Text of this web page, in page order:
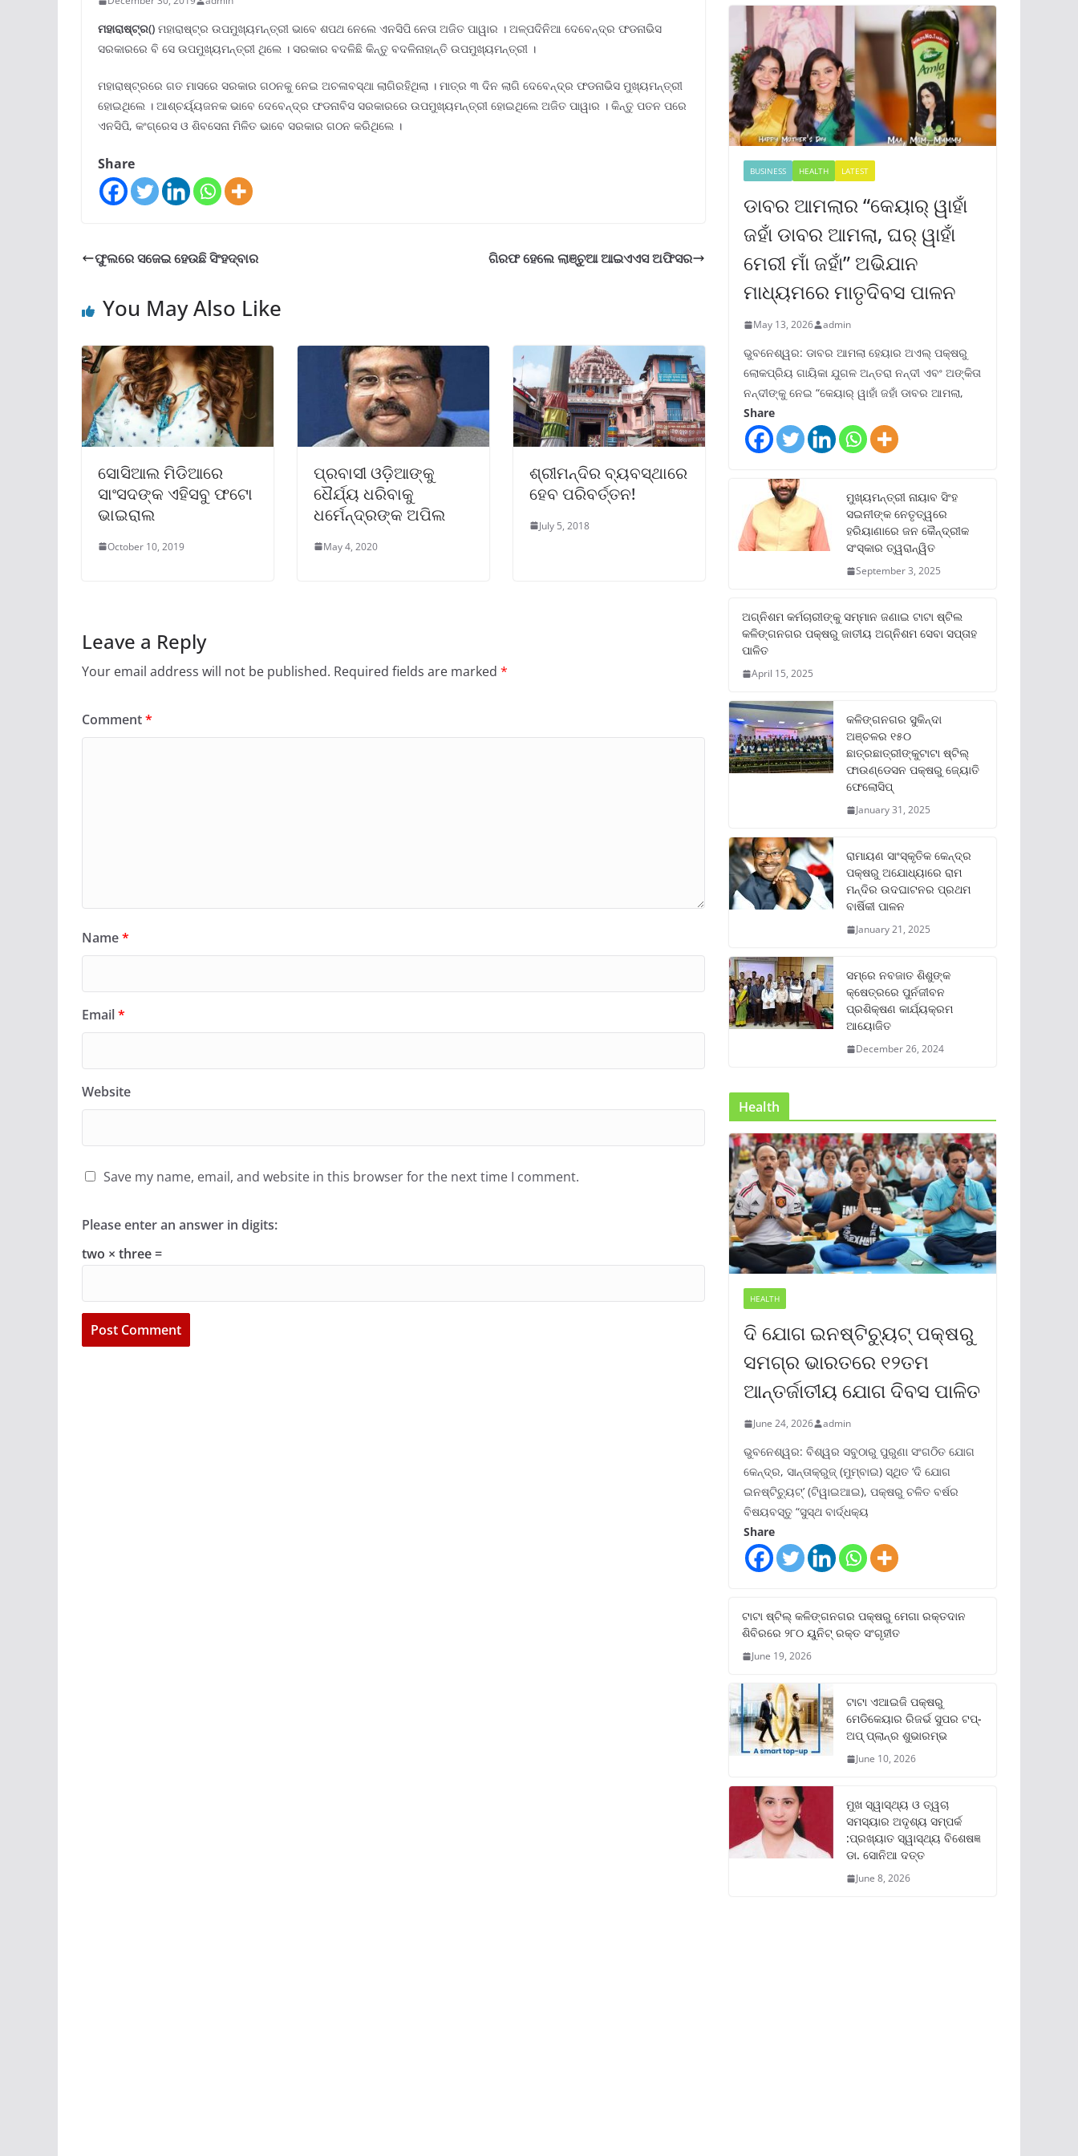
ମହାରାଷ୍ଟ୍ର() ମହାରାଷ୍ଟ୍ର ଉପମୁଖ୍ୟମନ୍ତ୍ରୀ ଭାବେ ଶପଥ ନେଲେ ଏନସିପି ନେତା ଅଜିତ ପାୱାର । ଅଳ୍ପଦିନିଆ ଦେବେନ୍ଦ୍ର ଫଡନାଭିସ
ସରକାରରେ ବି ସେ ଉପମୁଖ୍ୟମନ୍ତ୍ରୀ ଥିଲେ । ସରକାର ବଦଳିଛି କିନ୍ତୁ ବଦଳିନାହାନ୍ତି ଉପମୁଖ୍ୟମନ୍ତ୍ରୀ ।
ମହାରାଷ୍ଟ୍ରରେ ଗତ ମାସରେ ସରକାର ଗଠନକୁ ନେଇ ଅଚଳାବସ୍ଥା ଲାଗିରହିଥିଲା । ମାତ୍ର ୩ ଦିନ ଲାଗି ଦେବେନ୍ଦ୍ର ଫଡନାଭିସ ମୁଖ୍ୟମନ୍ତ୍ରୀ
ହୋଇଥିଲେ । ଆଶ୍ଚର୍ୟ୍ୟଜନକ ଭାବେ ଦେବେନ୍ଦ୍ର ଫଡନାବିସ ସରକାରରେ ଉପମୁଖ୍ୟମନ୍ତ୍ରୀ ହୋଇଥିଲେ ଅଜିତ ପାୱାର । କିନ୍ତୁ ପତନ ପରେ
ଏନସିପି, କଂଗ୍ରେସ ଓ ଶିବସେନା ମିଳିତ ଭାବେ ସରକାର ଗଠନ କରିଥିଲେ ।
Share
ଫୁଲରେ ସଜେଇ ହେଉଛି ସିଂହଦ୍ବାର ଗିରଫ ହେଲେ ଲାଞ୍ଚୁଆ ଆଇଏଏସ ଅଫିସର
You May Also Like
ସୋସିଆଲ ମିଡିଆରେ
ସାଂସଦଙ୍କ ଏହିସବୁ ଫଟୋ
ଭାଇରାଲ
October 10, 2019
ପ୍ରବାସୀ ଓଡ଼ିଆଙ୍କୁ
ଧୈର୍ଯ୍ୟ ଧରିବାକୁ
ଧର୍ମେନ୍ଦ୍ରଙ୍କ ଅପିଲ
May 4, 2020
ଶ୍ରୀମନ୍ଦିର ବ୍ୟବସ୍ଥାରେ
ହେବ ପରିବର୍ତ୍ତନ!
July 5, 2018
Leave a Reply
Your email address will not be published. Required fields are marked *
Comment*
Name*
Email*
Website
Save my name, email, and website in this browser for the next time I comment.
Please enter an answer in digits:
two × three =
BUSINESS HEALTH LATEST
ଡାବର ଆମଲାର “କେୟାର୍ ୱାହାଁ
ଜହାଁ ଡାବର ଆମଲା, ଘର୍ ୱାହାଁ
ମେରୀ ମାଁ ଜହାଁ” ଅଭିଯାନ
ମାଧ୍ୟମରେ ମାତୃଦିବସ ପାଳନ
May 13, 2026 admin
ଭୁବନେଶ୍ୱର: ଡାବର ଆମଲା ହେୟାର ଅଏଲ୍ ପକ୍ଷରୁ
ଲୋକପ୍ରିୟ ଗାୟିକା ଯୁଗଳ ଅନ୍ତରା ନନ୍ଦୀ ଏବଂ ଅଙ୍କିତା
ନନ୍ଦୀଙ୍କୁ ନେଇ “କେୟାର୍ ୱାହାଁ ଜହାଁ ଡାବର ଆମଲା,
Share
ମୁଖ୍ୟମନ୍ତ୍ରୀ ନାୟାବ ସିଂହ
ସଇନୀଙ୍କ ନେତୃତ୍ୱରେ
ହରିୟାଣାରେ ଜନ କୈନ୍ଦ୍ରୀକ
ସଂସ୍କାର ତ୍ୱରାନ୍ୱିତ
September 3, 2025
ଅଗ୍ନିଶମ କର୍ମଚାରୀଙ୍କୁ ସମ୍ମାନ ଜଣାଇ ଟାଟା ଷ୍ଟିଲ
କଳିଙ୍ଗନଗର ପକ୍ଷରୁ ଜାତୀୟ ଅଗ୍ନିଶମ ସେବା ସପ୍ତାହ
ପାଳିତ
April 15, 2025
କଳିଙ୍ଗନଗର ସୁକିନ୍ଦା
ଅଞ୍ଚଳର ୧୫୦
ଛାତ୍ରଛାତ୍ରୀଙ୍କୁଟାଟା ଷ୍ଟିଲ୍
ଫାଉଣ୍ଡେସନ ପକ୍ଷରୁ ଜ୍ୟୋତି
ଫେଲୋସିପ୍‌
January 31, 2025
ରାମାୟଣ ସାଂସ୍କୃତିକ କେନ୍ଦ୍ର
ପକ୍ଷରୁ ଅଯୋଧ୍ୟାରେ ରାମ
ମନ୍ଦିର ଉଦଘାଟନର ପ୍ରଥମ
ବାର୍ଷିକୀ ପାଳନ
January 21, 2025
ସମ୍‌ରେ ନବଜାତ ଶିଶୁଙ୍କ
କ୍ଷେତ୍ରରେ ପୁର୍ନଜୀବନ
ପ୍ରଶିକ୍ଷଣ କାର୍ଯ୍ୟକ୍ରମ
ଆୟୋଜିତ
December 26, 2024
Health
HEALTH
ଦି ଯୋଗ ଇନଷ୍ଟିଚ୍ୟୁଟ୍ ପକ୍ଷରୁ
ସମଗ୍ର ଭାରତରେ ୧୨ତମ
ଆନ୍ତର୍ଜାତୀୟ ଯୋଗ ଦିବସ ପାଳିତ
June 24, 2026 admin
ଭୁବନେଶ୍ୱର: ବିଶ୍ୱର ସବୁଠାରୁ ପୁରୁଣା ସଂଗଠିତ ଯୋଗ
କେନ୍ଦ୍ର, ସାନ୍ତାକ୍ରୁଜ୍ (ମୁମ୍ବାଇ) ସ୍ଥିତ ‘ଦି ଯୋଗ
ଇନଷ୍ଟିଚ୍ୟୁଟ୍‌’ (ଟିୱାଇଆଇ), ପକ୍ଷରୁ ଚଳିତ ବର୍ଷର
ବିଷୟବସ୍ତୁ “ସୁସ୍ଥ ବାର୍ଦ୍ଧକ୍ୟ
Share
ଟାଟା ଷ୍ଟିଲ୍‌ କଳିଙ୍ଗନଗର ପକ୍ଷରୁ ମେଗା ରକ୍ତଦାନ
ଶିବିରରେ ୨୮୦ ୟୁନିଟ୍‌ ରକ୍ତ ସଂଗୃହୀତ
June 19, 2026
ଟାଟା ଏଆଇଜି ପକ୍ଷରୁ
ମେଡିକେୟାର ରିଜର୍ଭ ସୁପର ଟପ୍‌-
ଅପ୍ ପ୍ଲାନ୍‌ର ଶୁଭାରମ୍ଭ
June 10, 2026
ମୁଖ ସ୍ୱାସ୍ଥ୍ୟ ଓ ତ୍ୱଚା
ସମସ୍ୟାର ଅଦୃଶ୍ୟ ସମ୍ପର୍କ
:ପ୍ରଖ୍ୟାତ ସ୍ୱାସ୍ଥ୍ୟ ବିଶେଷଜ୍ଞ
ଡା. ସୋନିଆ ଦତ୍ତ
June 8, 2026